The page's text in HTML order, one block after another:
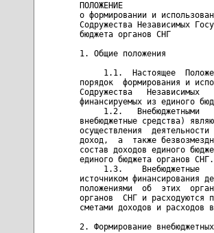
ПОЛОЖЕНИЕ
о формировании и
Содружества Независимых
бюджета органов СНГ
1. Общие положения
1.1.  Настоящее
порядок  формирования и
Содружества
финансируемых из единого
1.2.   Внебюджетными
внебюджетные средства)
осуществления
доход,  а  также
состав доходов единого
единого бюджета органов СНГ.
1.3.    Внебюджетные
источником финансирования
положениями  об  этих
органов  СНГ и расходуются
сметами доходов и расходов
2. Формирование